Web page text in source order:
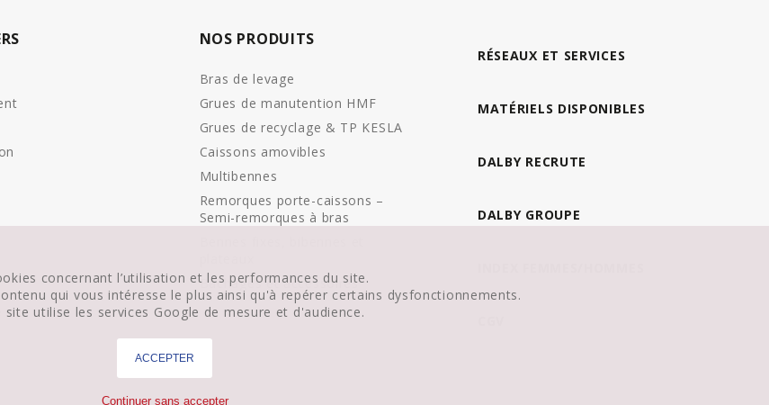
NOS PRODUITS
Bras de levage
Grues de manutention HMF
Grues de recyclage & TP KESLA
Caissons amovibles
Multibennes
Remorques porte-caissons –
Semi-remorques à bras
Bâchages et accessoires
RÉSEAUX ET SERVICES
MATÉRIELS DISPONIBLES
DALBY RECRUTE
DALBY GROUPE
concernant l’utilisation et les performances du site.
qui vous intéresse le plus ainsi qu'à repérer certains dysfonctionnements.
site utilise les services Google de mesure et d'audience.
ACCEPTER
Continuer sans accepter